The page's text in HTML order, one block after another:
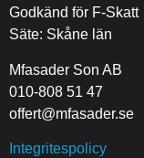
Godkänd för F-Skatt
Säte: Skåne län
Mfasader Son AB
010-808 51 47
offert@mfasader.se
Integritespolicy